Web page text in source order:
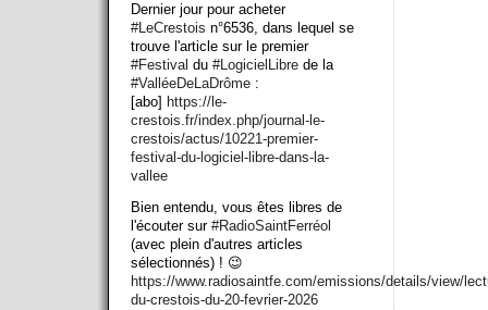
Dernier jour pour acheter
#LeCrestois n°6536, dans lequel se
trouve l'article sur le premier
#Festival du #LogicielLibre de la
#ValléeDeLaDrôme :
[abo] https://le-
crestois.fr/index.php/journal-le-
crestois/actus/10221-premier-
festival-du-logiciel-libre-dans-la-
vallee
Bien entendu, vous êtes libres de
l'écouter sur #RadioSaintFerréol
(avec plein d'autres articles
sélectionnés) ! 😉
https://www.radiosaintfe.com/emissions/details/view/
du-crestois-du-20-fevrier-2026